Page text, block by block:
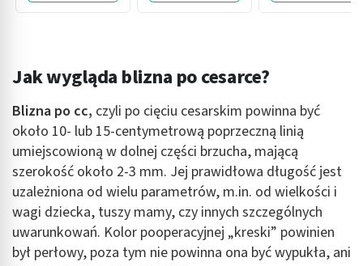
Jak wygląda blizna po cesarce?
Blizna po cc, czyli po cięciu cesarskim powinna być
około 10- lub 15-centymetrową poprzeczną linią
umiejscowioną w dolnej części brzucha, mającą
szerokość około 2-3 mm. Jej prawidłowa długość jest
uzależniona od wielu parametrów, m.in. od wielkości i
wagi dziecka, tuszy mamy, czy innych szczególnych
uwarunkowań. Kolor pooperacyjnej „kreski” powinien
był perłowy, poza tym nie powinna ona być wypukła, ani